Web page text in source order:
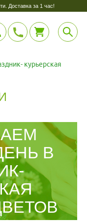
Доставка за 1 час!
курьерская
В